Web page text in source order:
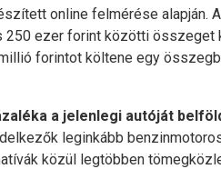
online felmérése alapján.
ezer forint közötti összeget
forintot költene egy
a jelenlegi autóját
leginkább
közül legtöbben